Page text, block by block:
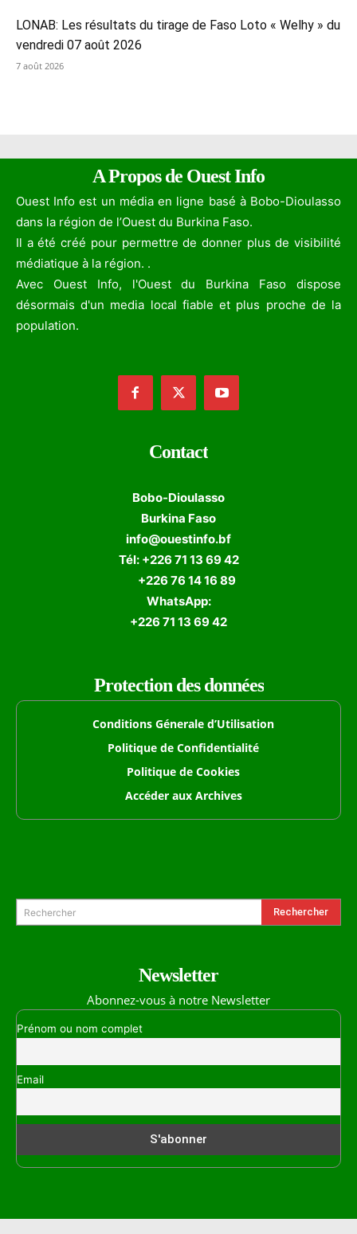
LONAB: Les résultats du tirage de Faso Loto « Welhy » du
vendredi 07 août 2026
7 août 2026
A Propos de Ouest Info
Ouest Info est un média en ligne basé à Bobo-Dioulasso
dans la région de l’Ouest du Burkina Faso.
Il a été créé pour permettre de donner plus de visibilité
médiatique à la région. .
Avec Ouest Info, l'Ouest du Burkina Faso dispose
désormais d'un media local fiable et plus proche de la
population.
Contact
Bobo-Dioulasso
Burkina Faso
info@ouestinfo.bf
Tél: +226 71 13 69 42
+226 76 14 16 89
WhatsApp:
+226 71 13 69 42
Protection des données
Conditions Génerale d’Utilisation
Politique de Confidentialité
Politique de Cookies
Accéder aux Archives
Rechercher Rechercher
Newsletter
Abonnez-vous à notre Newsletter
Prénom ou nom complet
Email